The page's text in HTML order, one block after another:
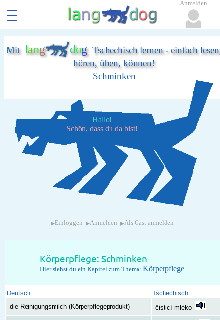
Mit lang dogTschechisch lernen - einfach
hören, üben, können!
Schminken
Hallo!
Schön, dass du da bist!
▸ Einloggen ▸Anmelden ▸Als Gast anmelden
Körperpflege: Schminken
Hier siehst du ein Kapitel zum Thema: Körperpflege
Deutsch
Tschechisch
die Reinigungsmilch (Körperpflegeprodukt)
čisticí mléko
Anmelden